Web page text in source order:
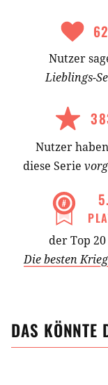
62
Nutzer
Lieblings-
Nutzerhaben
diese Serie
5.
der Top
Die besten
DAS KÖNNTE